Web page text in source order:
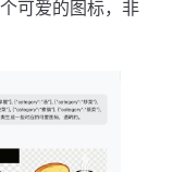
可爱的图标，非